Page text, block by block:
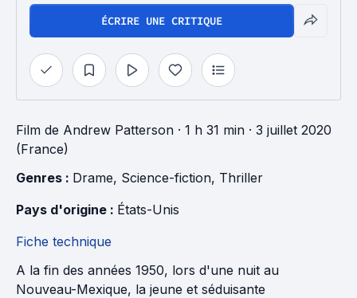
ÉCRIRE UNE CRITIQUE
Film de Andrew Patterson · 1 h 31 min · 3 juillet 2020
(France)
Genres : Drame, Science-fiction, Thriller
Pays d'origine : États-Unis
Fiche technique
A la fin des années 1950, lors d'une nuit au
Nouveau-Mexique, la jeune et séduisante